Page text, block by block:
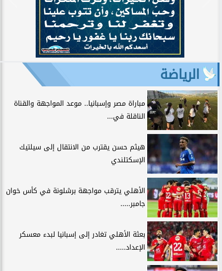
الرياضة
مباراة مصر وإسبانيا.. موعد المواجهة والقناة
الناقلة في...
هيثم حسن يقترب من الانتقال إلى سيلتيك
الإسكتلندي
الأهلي يترقب مواجهة برشلونة في كأس خوان
جامبر.....
بعثة الأهلي تغادر إلى إسبانيا لبدء معسكر
الإعداد.....